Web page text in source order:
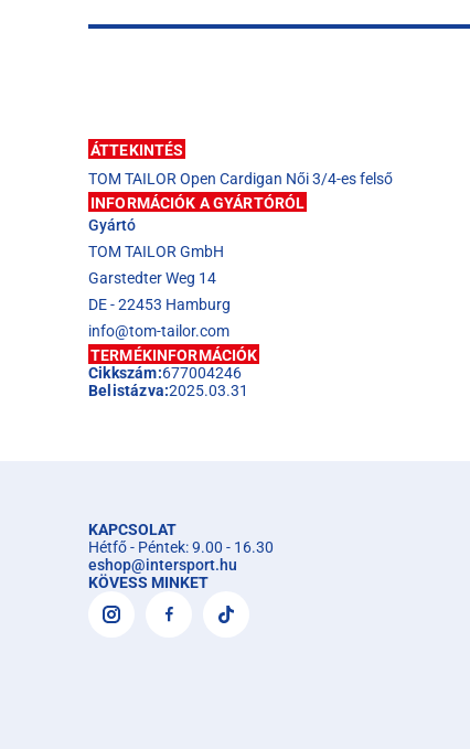
ÁTTEKINTÉS
TOM TAILOR Open Cardigan Női 3/4-es felső
INFORMÁCIÓK A GYÁRTÓRÓL
Gyártó
TOM TAILOR GmbH
Garstedter Weg 14
DE - 22453 Hamburg
info@tom-tailor.com
TERMÉKINFORMÁCIÓK
Cikkszám:677004246
Belistázva:2025.03.31
KAPCSOLAT
Hétfő - Péntek: 9.00 - 16.30
eshop@intersport.hu
KÖVESS MINKET